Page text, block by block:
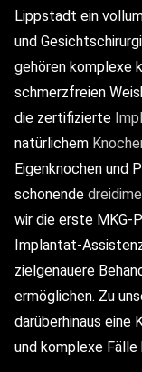
Lippstadt ein
und
gehören komplexe
schmerzfreien
die zertifizierte
natürlichem
Eigenknochen und
schonende
wir die erste MKG-
Implantat-
zielgenauere
ermöglichen. Zu
darüberhinaus eine
und komplexe Fälle